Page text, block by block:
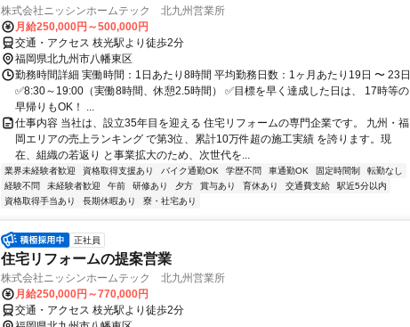
株式会社ニッシンホームテック 北九州営業所
月給250,000円～500,000円
交通・アクセス 枝光駅より徒歩2分
福岡県北九州市八幡東区
勤務時間詳細 実働時間：1日あたり8時間 平均勤務日数：1ヶ月あたり19日 〜 23日
✅8:30～19:00（実働8時間、休憩2.5時間） ✅目標を早く達成した日は、 17時等の
早帰りもOK！ ...
仕事内容 当社は、設立35年目を迎える 住宅リフォームの専門企業です。 九州・福
岡エリアの売上ランキング で第3位、累計10万件超の施工実績 を誇ります。現
在、組織の若返り と事業拡大のため、次世代を...
業界未経験者歓迎 資格取得支援あり バイク通勤OK 学歴不問 車通勤OK 固定時間制
転勤なし
経験不問
未経験者歓迎 午前 研修あり 夕方 賞与あり 育休あり 交通費支給
駅近5分以内
資格取得手当あり
長期休暇あり 寮・社宅あり
正社員
住宅リフォームの提案営業
株式会社ニッシンホームテック 北九州営業所
月給250,000円～770,000円
交通・アクセス 枝光駅より徒歩2分